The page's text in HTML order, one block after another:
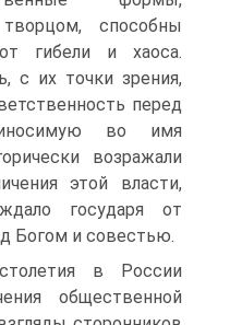
способны
гибели и хаоса.
с их точки зрения,
перед
во имя
возражали
этой власти,
государя от
Богом и совестью.
в России
общественной